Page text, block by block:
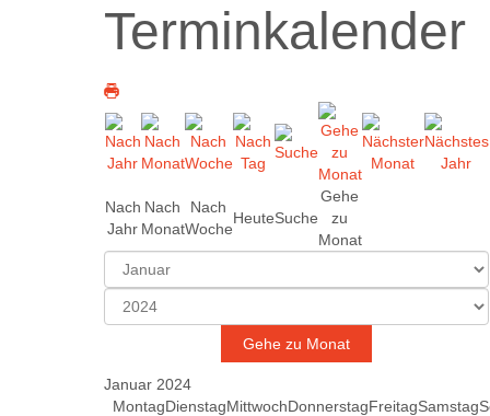
Terminkalender
Nach
Jahr
Nach
Monat
Nach
Woche
HeuteSuche
Gehe
zu
Monat
Gehe zu Monat
Januar 2024
MontagDienstagMittwochDonnerstagFreitagSamstag